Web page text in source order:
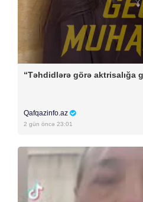
“Təhdidlərə görə aktrisalığa
Qafqazinfo.az
2 gün öncə 23:01